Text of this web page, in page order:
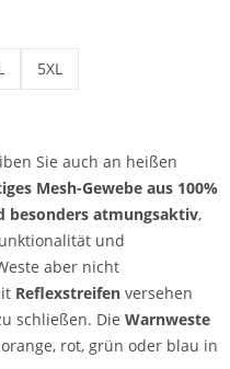
5XL
Sie auch an heißen
Mesh-Gewebe aus 100%
besonders atmungsaktiv,
und
aber nicht
Reflexstreifen versehen
schließen. Die Warnweste
rot, grün oder blau in